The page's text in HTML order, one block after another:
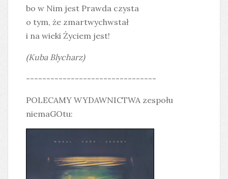
bo w Nim jest Prawda czysta
o tym, że zmartwychwstał
i na wieki Życiem jest!
(Kuba Blycharz)
--------------------------------
POLECAMY WYDAWNICTWA zespołu
niemaGOtu: